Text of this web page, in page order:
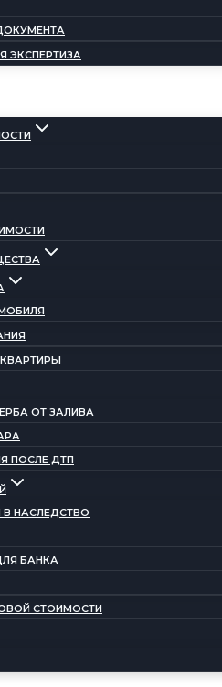
ЭКСПЕРТИЗА
ОТ ЗАЛИВА
ПОСЛЕ ДТП
В НАСЛЕДСТВО
БАНКА
СТОИМОСТИ